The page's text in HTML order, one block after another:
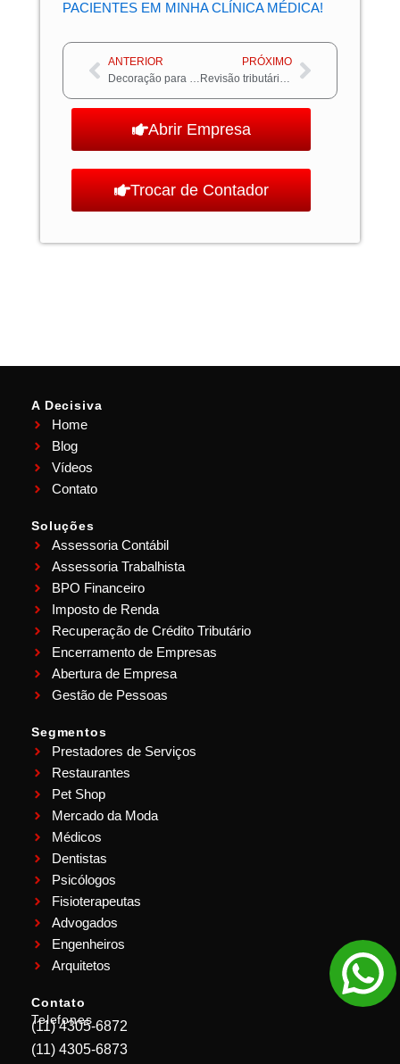
PACIENTES EM MINHA CLÍNICA MÉDICA!
Anterior
ANTERIOR
Decoração para clínica médica – qual a ideal?
PRÓXIMO
Revisão tributária: como adequar a sua tributação de forma corretaPróximo
Abrir Empresa
Trocar de Contador
A Decisiva
Home
Blog
Vídeos
Contato
Soluções
Assessoria Contábil
Assessoria Trabalhista
BPO Financeiro
Imposto de Renda
Recuperação de Crédito Tributário
Encerramento de Empresas
Abertura de Empresa
Gestão de Pessoas
Segmentos
Prestadores de Serviços
Restaurantes
Pet Shop
Mercado da Moda
Médicos
Dentistas
Psicólogos
Fisioterapeutas
Advogados
Engenheiros
Arquitetos
Contato
Telefones
(11) 4305-6872
(11) 4305-6873